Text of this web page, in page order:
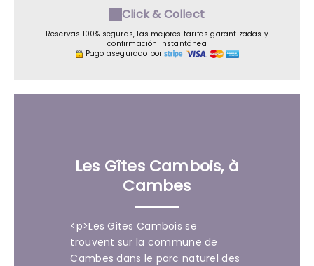
Click & Collect
Reservas 100% seguras, las mejores tarifas garantizadas y
confirmación instantánea
Pago asegurado por
Les Gîtes Cambois, à
Cambes
<p>Les Gites Cambois se
trouvent sur la commune de
Cambes dans le parc naturel des